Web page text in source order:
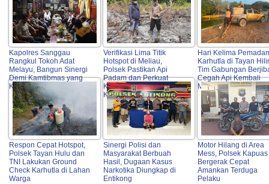
Kapolres Sanggau
Rangkul Tokoh Adat
Melayu, Bangun Sinergi
Demi Kamtibmas yang
Kondusif
Verifikasi Lima Titik
Hotspot di Meliau,
Polsek Pastikan Api
Padam dan Perkuat
Koordinasi Pencegahan
Karhutla
Hari Kelima
Karhutla di Tayan
Tim Gabungan
Cegah Api Kembali
Meluas
Respon Cepat Hotspot,
Polsek Tayan Hulu dan
TNI Lakukan Ground
Check Karhutla di Lahan
Warga
Sinergi Polisi dan
Masyarakat Berbuah
Hasil, Dugaan Kasus
Narkotika Diungkap di
Entikong
Motor Hilang di Area
Mess, Polsek Kapuas
Bergerak Cepat
Amankan Terduga
Pelaku